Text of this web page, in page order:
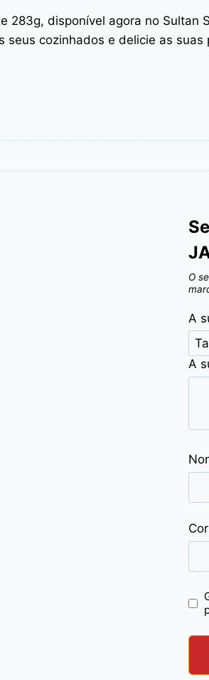
283g, disponível agora no Sultan
cozinhados e delicie as
O
A
A